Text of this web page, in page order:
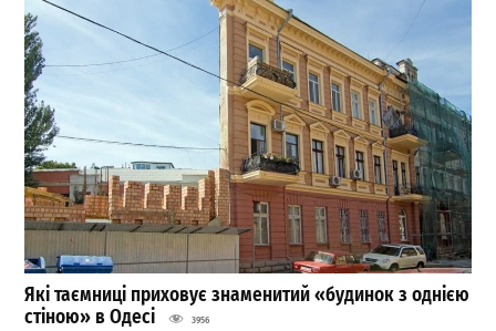
Які таємниці приховує знаменитий «будинок з однією
стіною» в Одесі
3956